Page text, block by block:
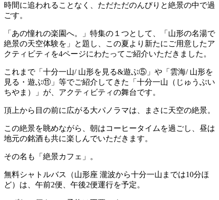
時間に追われることなく、ただただのんびりと絶景の中で過
ごす。
「あの憧れの楽園へ。」特集の１つとして、「山形の名湯で
絶景の天空体験を」と題し、この夏より新たにご用意したア
クティビティを4ページにわたってご紹介いただきました。
これまで「十分一山/ 山形を見る&遊ぶ⑤」や「雲海/ 山形を
見る・遊ぶ⑪」等でご紹介してきた「十分一山（じゅうぶい
ちやま）」が、アクティビティの舞台です。
頂上から目の前に広がる大パノラマは、まさに天空の絶景。
この絶景を眺めながら、朝はコーヒータイムを過ごし、昼は
地元の銘酒も共に楽しんでいただきます。
その名も「絶景カフェ」。
無料シャトルバス（山形座 瀧波から十分一山までは10分ほ
ど）は、午前2便、午後2便運行を予定。